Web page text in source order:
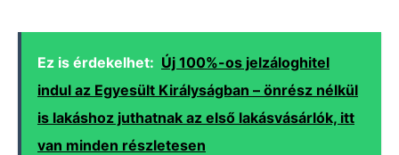
Ez is érdekelhet: Új 100%-os jelzáloghitel
indul az Egyesült Királyságban – önrész nélkül
is lakáshoz juthatnak az első lakásvásárlók, itt
van minden részletesen